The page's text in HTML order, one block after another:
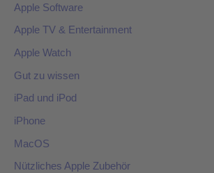
Apple Software
Apple TV & Entertainment
Apple Watch
Gut zu wissen
iPad und iPod
iPhone
MacOS
Nützliches Apple Zubehör